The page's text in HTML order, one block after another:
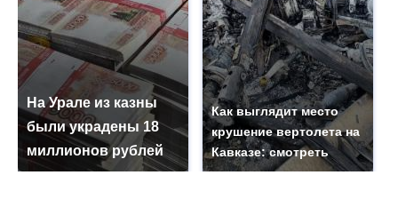
На Урале из казны
были украдены 18
миллионов рублей
Как выглядит место
крушение вертолета на
Кавказе: смотреть